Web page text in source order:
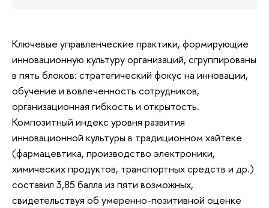
Ключевые управленческие практики, формирующие
инновационную культуру организаций, сгруппированы
в пять блоков: стратегический фокус на инновации,
обучение и вовлеченность сотрудников,
организационная гибкость и открытость.
Композитный индекс уровня развития
инновационной культуры в традиционном хайтеке
(фармацевтика, производство электроники,
химических продуктов, транспортных средств и др.)
составил 3,85 балла из пяти возможных,
свидетельствуя об умеренно-позитивной оценке